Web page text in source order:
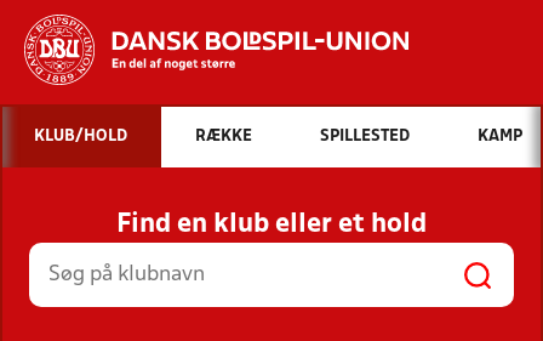
Hvad vil du søge efter?
INDHOLD OG NYHEDER
STILLINGER, RESULTATER, KLUBBER OG
HOLD
KLUB/HOLD RÆKKE SPILLESTED KAMP
Find en klub eller et hold